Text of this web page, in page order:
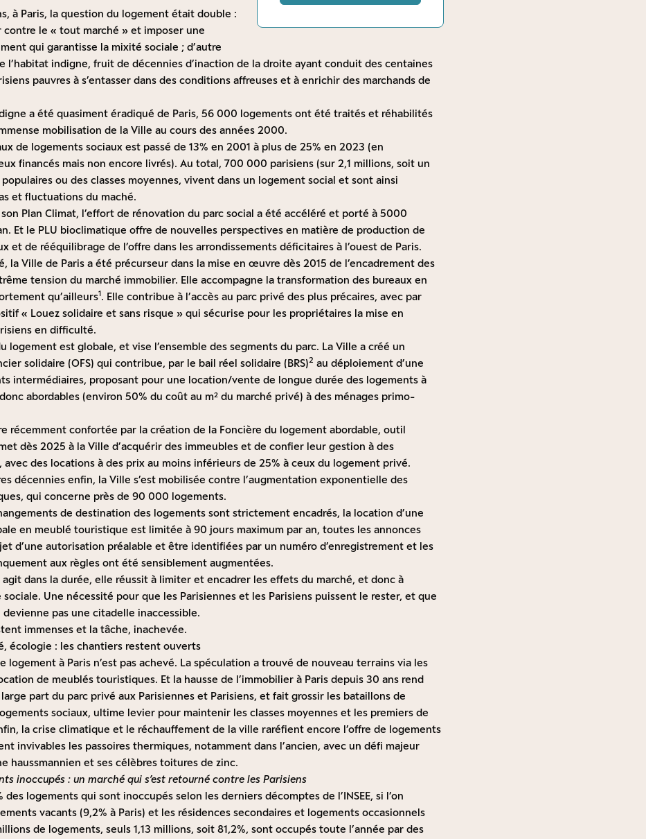
à Paris, la question du logement était double :
contre le « tout marché » et imposer une
qui garantisse la mixité sociale ; d’autre
l’habitat indigne, fruit de décennies d’inaction de la droite ayant conduit des centaines
pauvres à s’entasser dans des conditions affreuses et à enrichir des marchands de
a été quasiment éradiqué de Paris, 56 000 logements ont été traités et réhabilités
mobilisation de la Ville au cours des années 2000.
de logements sociaux est passé de 13% en 2001 à plus de 25% en 2023 (en
financés mais non encore livrés). Au total, 700 000 parisiens (sur 2,1 millions, soit un
ou des classes moyennes, vivent dans un logement social et sont ainsi
et fluctuations du maché.
Plan Climat, l’effort de rénovation du parc social a été accéléré et porté à 5000
Et le PLU bioclimatique offre de nouvelles perspectives en matière de production de
et de rééquilibrage de l’offre dans les arrondissements déficitaires à l’ouest de Paris.
la Ville de Paris a été précurseur dans la mise en œuvre dès 2015 de l’encadrement des
tension du marché immobilier. Elle accompagne la transformation des bureaux en
qu’ailleurs1. Elle contribue à l’accès au parc privé des plus précaires, avec par
« Louez solidaire et sans risque » qui sécurise pour les propriétaires la mise en
en difficulté.
logement est globale, et vise l’ensemble des segments du parc. La Ville a créé un
solidaire (OFS) qui contribue, par le bail réel solidaire (BRS)2 au déploiement d’une
intermédiaires, proposant pour une location/vente de longue durée des logements à
abordables (environ 50% du coût au m² du marché privé) à des ménages primo-
récemment confortée par la création de la Foncière du logement abordable, outil
dès 2025 à la Ville d’acquérir des immeubles et de confier leur gestion à des
avec des locations à des prix au moins inférieurs de 25% à ceux du logement privé.
décennies enfin, la Ville s’est mobilisée contre l’augmentation exponentielle des
qui concerne près de 90 000 logements.
de destination des logements sont strictement encadrés, la location d’une
en meublé touristique est limitée à 90 jours maximum par an, toutes les annonces
d’une autorisation préalable et être identifiées par un numéro d’enregistrement et les
aux règles ont été sensiblement augmentées.
agit dans la durée, elle réussit à limiter et encadrer les effets du marché, et donc à
Une nécessité pour que les Parisiennes et les Parisiens puissent le rester, et que
pas une citadelle inaccessible.
immenses et la tâche, inachevée.
écologie : les chantiers restent ouverts
logement à Paris n’est pas achevé. La spéculation a trouvé de nouveau terrains via les
de meublés touristiques. Et la hausse de l’immobilier à Paris depuis 30 ans rend
part du parc privé aux Parisiennes et Parisiens, et fait grossir les bataillons de
sociaux, ultime levier pour maintenir les classes moyennes et les premiers de
la crise climatique et le réchauffement de la ville raréfient encore l’offre de logements
invivables les passoires thermiques, notamment dans l’ancien, avec un défi majeur
haussmannien et ses célèbres toitures de zinc.
inoccupés : un marché qui s’est retourné contre les Parisiens
des logements qui sont inoccupés selon les derniers décomptes de l’INSEE, si l’on
vacants (9,2% à Paris) et les résidences secondaires et logements occasionnels
de logements, seuls 1,13 millions, soit 81,2%, sont occupés toute l’année par des